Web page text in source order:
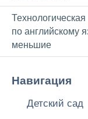
по английскому
меньшие
Навигация
Детский сад